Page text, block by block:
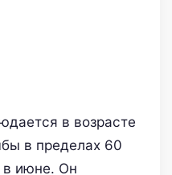
в возрасте
в пределах 60
в июне. Он